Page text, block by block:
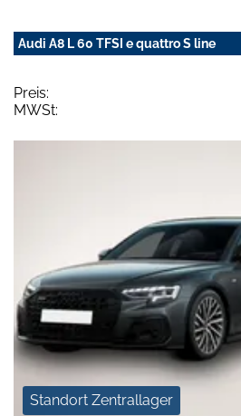
Audi A8 L 60 TFSI e quattro S line
Preis:
MWSt:
Standort Zentrallager